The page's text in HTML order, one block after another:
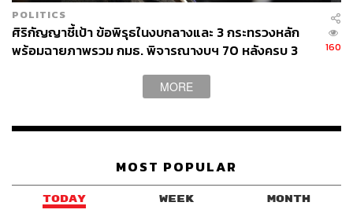
ภาพ: สำนักโฆษก สำนักเลขาธิการนายกรัฐมนตรี
ผู้มีรายได้น้อย
POLITICS
ศิริกัญญาชี้เป้า ข้อพิรุธในงบกลางและ 3 กระทรวงหลัก
พร้อมฉายภาพรวม กมธ. พิจารณางบฯ 70 หลังครบ 3
160
MORE
MOST POPULAR
TODAY WEEK MONTH